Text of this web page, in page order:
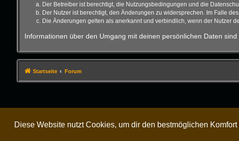
Diese Website nutzt Cookies, um dir den bestmöglichen
Der Betreiber ist berechtigt, die Nutzungsbedingungen und die
Der Nutzer ist berechtigt, den Änderungen zu widersprechen. Im Falle
Die Änderungen gelten als anerkannt und verbindlich, wenn der Nutzer
Informationen über den Umgang mit deinen persönlichen Daten
Startseite Forum